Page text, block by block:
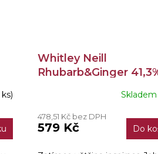
ks)
Whitley Neill
Rhubarb&Ginger
Skladem
478,51 Kč bez DPH
579 Kč Do